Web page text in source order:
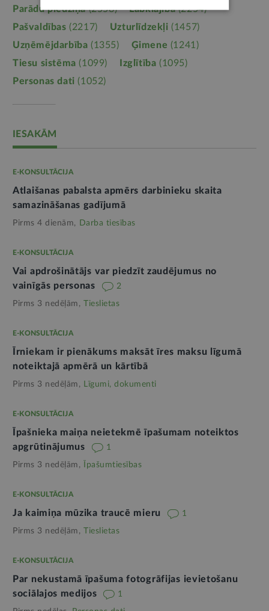
Parādu piedziņa(2558) Labklājība(2254)
Pašvaldības (2217) Uzturlīdzekļi (1457)
Uzņēmējdarbība (1355) Ģimene (1241)
Tiesu sistēma (1099) Izglītība (1095)
Personas dati (1052)
IESAKĀM
E-KONSULTĀCIJA
Atlaišanas pabalsta apmērs darbinieku skaita
samazināšanas gadījumā
Pirms 4 dienām, Darba tiesības
E-KONSULTĀCIJA
Vai apdrošinātājs var piedzīt zaudējumus no
vainīgās personas
2
Pirms 3 nedēļām, Tieslietas
E-KONSULTĀCIJA
Īrniekam ir pienākums maksāt īres maksu līgumā
noteiktajā apmērā un kārtībā
Pirms 3 nedēļām, Līgumi, dokumenti
E-KONSULTĀCIJA
Īpašnieka maiņa neietekmē īpašumam noteiktos
apgrūtinājumus
1
Pirms 3 nedēļām, Īpašumtiesības
E-KONSULTĀCIJA
Ja kaimiņa mūzika traucē mieru 1
Pirms 3 nedēļām, Tieslietas
E-KONSULTĀCIJA
Par nekustamā īpašuma fotogrāfijas ievietošanu
sociālajos medijos
1